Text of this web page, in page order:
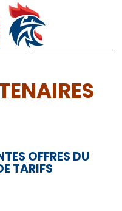
OFFRES DU
TARIFS